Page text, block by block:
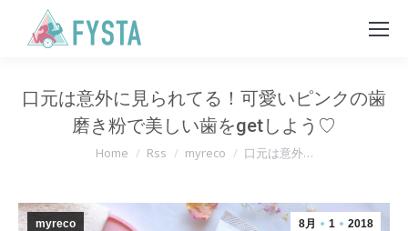
口元は意外に見られてる！可愛いピンクの歯
磨き粉で美しい歯をgetしよう♡
You are here:
Home Rss myreco 口元は意外…
8月 1 2018
myreco